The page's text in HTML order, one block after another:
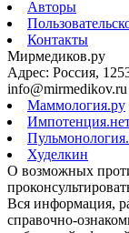
Авторы
Контакты
Мирмедиков.ру
Адрес: Россия,
info@mirmedikov.ru
Маммология.ру
Худелкин
О возможных
Вся информация,
справочно-